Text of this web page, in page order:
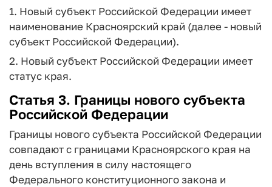
1. Новый субъект Российской Федерации имеет
наименование Красноярский край (далее - новый
субъект Российской Федерации).
2. Новый субъект Российской Федерации имеет
статус края.
Статья 3. Границы нового субъекта
Российской Федерации
Границы нового субъекта Российской Федерации
совпадают с границами Красноярского края на
день вступления в силу настоящего
Федерального конституционного закона и